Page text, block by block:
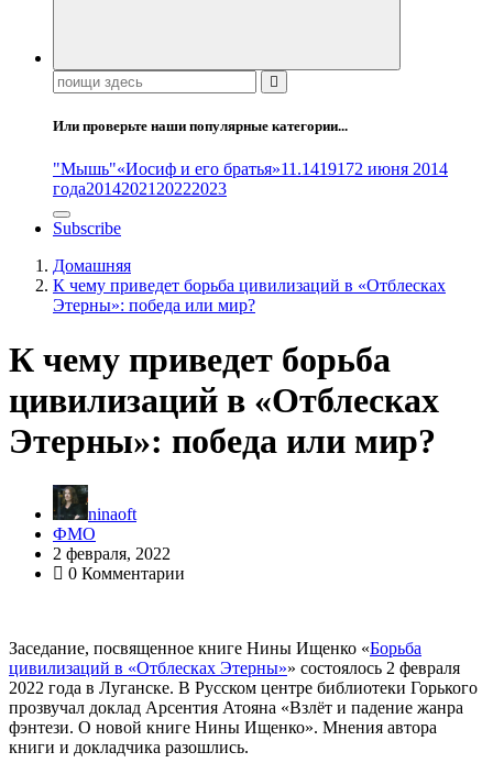
Поиск:
Или проверьте наши популярные категории...
"Мышь"«Иосиф и его братья»11.1419172 июня 2014
года2014202120222023
Subscribe
Домашняя
К чему приведет борьба цивилизаций в «Отблесках
Этерны»: победа или мир?
К чему приведет борьба
цивилизаций в «Отблесках
Этерны»: победа или мир?
ninaoft
ФМО
2 февраля, 2022
0 Комментарии
Заседание, посвященное книге Нины Ищенко «Борьба
цивилизаций в «Отблесках Этерны»» состоялось 2 февраля
2022 года в Луганске. В Русском центре библиотеки Горького
прозвучал доклад Арсентия Атояна «Взлёт и падение жанра
фэнтези. О новой книге Нины Ищенко». Мнения автора
книги и докладчика разошлись.